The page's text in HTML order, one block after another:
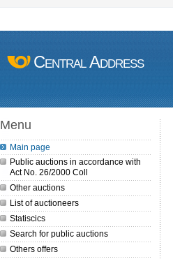
Central Address
Menu
Main page
Public auctions in accordance with
Act No. 26/2000 Coll
Other auctions
List of auctioneers
Statiscics
Search for public auctions
Others offers